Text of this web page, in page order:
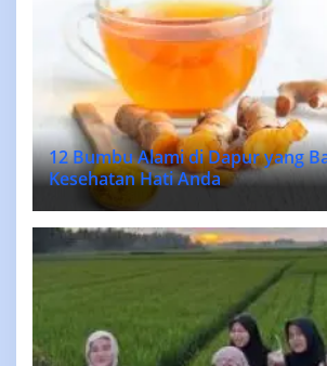
12 Bumbu Alami di Dapur yang
Kesehatan Hati Anda